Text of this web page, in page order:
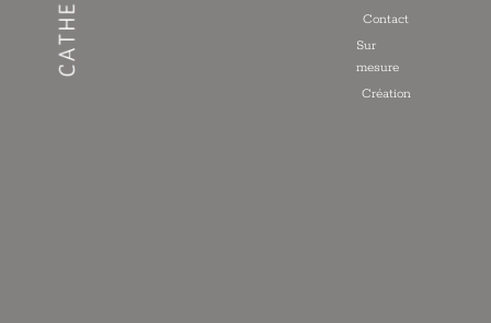
Contact
Sur
mesure
Création